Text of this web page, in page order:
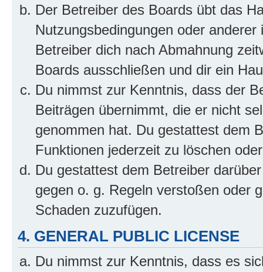
Der Betreiber des Boards übt das
Nutzungsbedingungen oder
Betreiber dich nach Abmahnung
Boards ausschließen und dir ein
Du nimmst zur Kenntnis, dass der
Beiträgen übernimmt, die er nicht
genommen hat. Du gestattest dem
Funktionen jederzeit zu löschen
Du gestattest dem Betreiber
gegen o. g. Regeln verstoßen oder
Schaden zuzufügen.
4. GENERAL PUBLIC LICENSE
Du nimmst zur Kenntnis, dass es